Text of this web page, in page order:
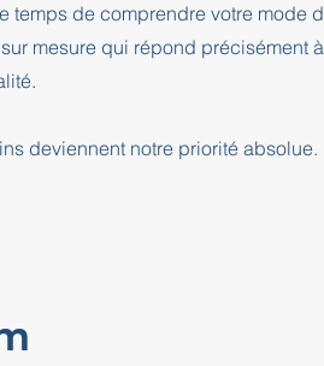
de comprendre votre mode
mesure qui répond précisément
deviennent notre priorité absolue.